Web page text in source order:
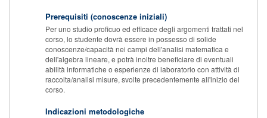
Prerequisiti (conoscenze iniziali)
Per uno studio proficuo ed efficace degli argomenti trattati nel
corso, lo studente dovrà essere in possesso di solide
conoscenze/capacità nei campi dell'analisi matematica e
dell'algebra lineare, e potrà inoltre beneficiare di eventuali
abilità informatiche o esperienze di laboratorio con attività di
raccolta/analisi misure, svolte precedentemente all'inizio del
corso.
Indicazioni metodologiche